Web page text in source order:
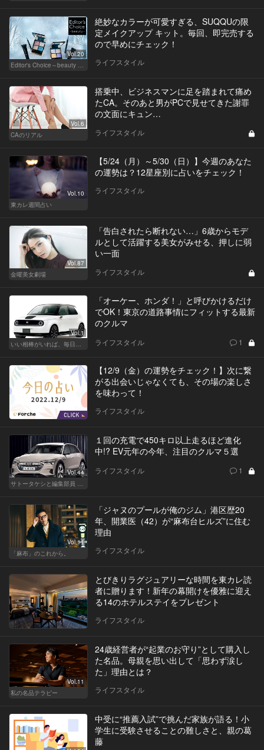
Vol.20
絶妙なカラーが可愛すぎる、SUQQUの限
定メイクアップ キット。毎回、即完売する
ので早めにチェック！
ライフスタイル
Vol.6
CAのリアル
搭乗中、ビジネスマンに足を踏まれて痛め
たCA。そのあと男がPCで見せてきた謝罪
の文面にキュン…
ライフスタイル
Vol.10
東カレ週間占い
【5/24（月）～5/30（日）】今週のあなた
の運勢は？12星座別に占いをチェック！
ライフスタイル
Vol.87
金曜美女劇場
「告白されたら断れない…」6歳からモデ
ルとして活躍する美女がみせる、押しに弱
い一面
ライフスタイル
Vol.1
「オーケー、ホンダ！」と呼びかけるだけ
でOK！東京の道路事情にフィットする最新
のクルマ
ライフスタイル 1
【12/9（金）の運勢をチェック！】次に繋
がる出会いじゃなくても、その場の楽しさ
を味わって！
ライフスタイル
Vol.44
１回の充電で450キロ以上走るほど進化
中!? EV元年の今年、注目のクルマ５選
ライフスタイル 1
Vol.11
「麻布」のこれから。
「ジャヌのプールが俺のジム」港区歴20
年、開業医（42）が“麻布台ヒルズ”に住む
理由
ライフスタイル
とびきりラグジュアリーな時間を東カレ読
者に贈ります！新年の幕開けを優雅に迎え
る14のホテルステイをプレゼント
ライフスタイル
Vol.11
私の名品テラピー
24歳経営者が“起業のお守り”として購入し
た名品。母親を思い出して「思わず涙し
た」理由とは？
ライフスタイル
中受に“推薦入試”で挑んだ家族が語る！小
学生に受験させることの難しさと、親の葛
藤